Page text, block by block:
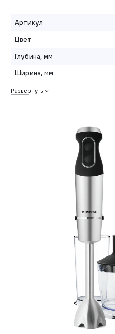
Артикул
Цвет
Глубина, мм
Ширина, мм
Развернуть